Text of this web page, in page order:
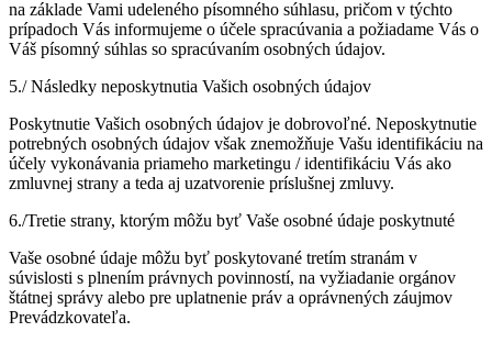
na základe Vami udeleného písomného súhlasu, pričom v týchto
prípadoch Vás informujeme o účele spracúvania a požiadame Vás o
Váš písomný súhlas so spracúvaním osobných údajov.
5./ Následky neposkytnutia Vašich osobných údajov
Poskytnutie Vašich osobných údajov je dobrovoľné. Neposkytnutie
potrebných osobných údajov však znemožňuje Vašu identifikáciu na
účely vykonávania priameho marketingu / identifikáciu Vás ako
zmluvnej strany a teda aj uzatvorenie príslušnej zmluvy.
6./Tretie strany, ktorým môžu byť Vaše osobné údaje poskytnuté
Vaše osobné údaje môžu byť poskytované tretím stranám v
súvislosti s plnením právnych povinností, na vyžiadanie orgánov
štátnej správy alebo pre uplatnenie práv a oprávnených záujmov
Prevádzkovateľa.